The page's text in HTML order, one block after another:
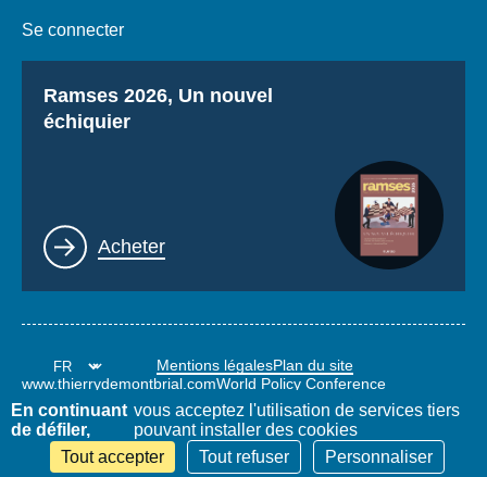
Se connecter
Titre
Ramses 2026, Un nouvel
échiquier
Lien
Acheter
Mentions légalesPlan du site
www.thierrydemontbrial.comWorld Policy Conference
En continuant
de défiler,
vous acceptez l'utilisation de services tiers
pouvant installer des cookies
Tout accepter
Tout refuser Personnaliser